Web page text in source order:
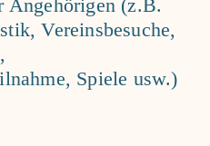
Angehörigen (z.B.
Vereinsbesuche,
Spiele usw.)